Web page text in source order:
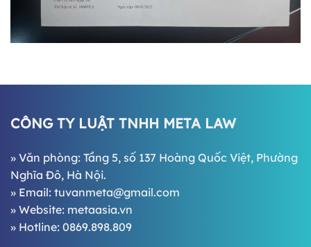
CÔNG TY LUẬT TNHH META LAW
» Văn phòng: Tầng 5, số 137 Hoàng Quốc Việt, Phường
Nghĩa Đô, Hà Nội.
» Email: tuvanmeta@gmail.com
» Website: metaasia.vn
» Hotline: 0869.898.809